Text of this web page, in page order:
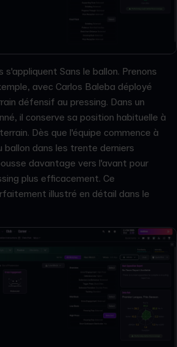
s'appliquent Sans le ballon. Prenons
avec Carlos Baleba déployé
défensif au pressing. Dans un
il conserve sa position habituelle à
Dès que l'équipe commence à
ballon dans les trente derniers
davantage vers l'avant pour
plus efficacement. Ce
illustré en détail dans le